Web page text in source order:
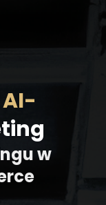
AI-
w